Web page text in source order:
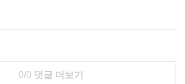
0/0 댓글 더보기